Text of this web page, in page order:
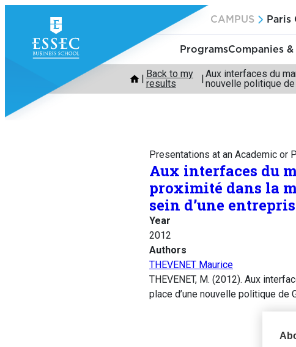
content
CAMPUS Paris
ProgramsCompanies
Back to my
results
Aux interfaces du
nouvelle politique de
Presentations at an Academic or
Aux interfaces du
proximité dans la
sein d’une
Year
2012
Authors
THEVENET Maurice
THEVENET, M. (2012). Aux
place d’une nouvelle politique de